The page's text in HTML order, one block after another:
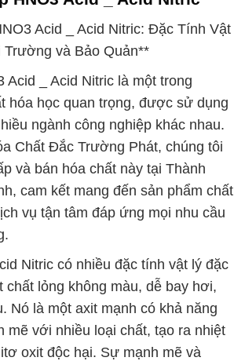
Acid _ Acid Nitric: Đặc Tính Vật
Trường và Bảo Quản**
Acid _ Acid Nitric là một trong
hóa học quan trọng, được sử dụng
ngành công nghiệp khác nhau.
Chất Đắc Trường Phát, chúng tôi
và bán hóa chất này tại Thành
cam kết mang đến sản phẩm chất
vụ tận tâm đáp ứng mọi nhu cầu
Nitric có nhiều đặc tính vật lý đặc
chất lỏng không màu, dễ bay hơi,
Nó là một axit mạnh có khả năng
mẽ với nhiều loại chất, tạo ra nhiệt
oxit độc hại. Sự mạnh mẽ và